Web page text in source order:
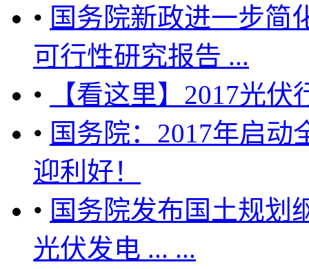
• 国务院新政进一步简
可行性研究报告 ...
•
【看这里】2017光
• 国务院：2017年启
迎利好！
• 国务院发布国土规划
光伏发电 ... ...